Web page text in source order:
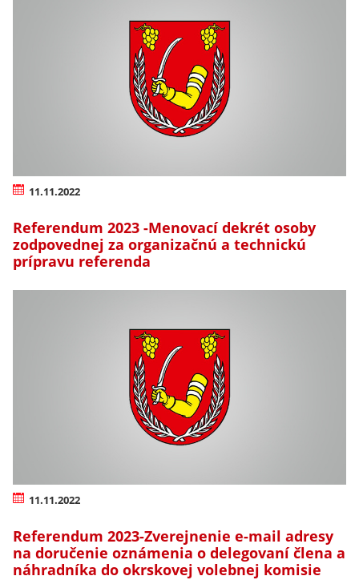
11.11.2022
Referendum 2023 -Menovací dekrét osoby
zodpovednej za organizačnú a technickú
prípravu referenda
11.11.2022
Referendum 2023-Zverejnenie e-mail adresy
na doručenie oznámenia o delegovaní člena a
náhradníka do okrskovej volebnej komisie